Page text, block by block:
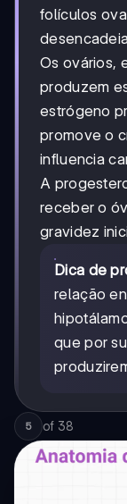
folículos
Os ovários,
produzem
estrógeno
promove o
influencia
A
receber o
gravidez
Dica de
relação
que por
5 of 38